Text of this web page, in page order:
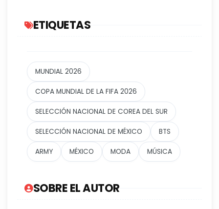
ETIQUETAS
MUNDIAL 2026
COPA MUNDIAL DE LA FIFA 2026
SELECCIÓN NACIONAL DE COREA DEL SUR
SELECCIÓN NACIONAL DE MÉXICO BTS
ARMY MÉXICO MODA MÚSICA
SOBRE EL AUTOR